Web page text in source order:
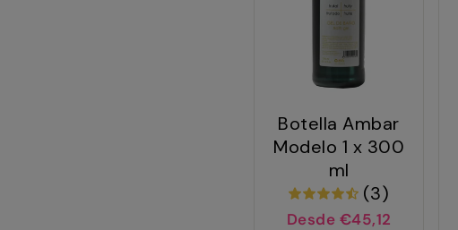
Botella Ambar
Modelo 1 x 300
ml
(3)
Desde €45,12